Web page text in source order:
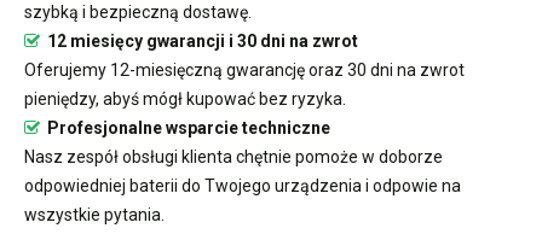
szybką i bezpieczną dostawę.
12 miesięcy gwarancji i 30 dni na zwrot
Oferujemy 12-miesięczną gwarancję oraz 30 dni na zwrot
pieniędzy, abyś mógł kupować bez ryzyka.
Profesjonalne wsparcie techniczne
Nasz zespół obsługi klienta chętnie pomoże w doborze
odpowiedniej baterii do Twojego urządzenia i odpowie na
wszystkie pytania.